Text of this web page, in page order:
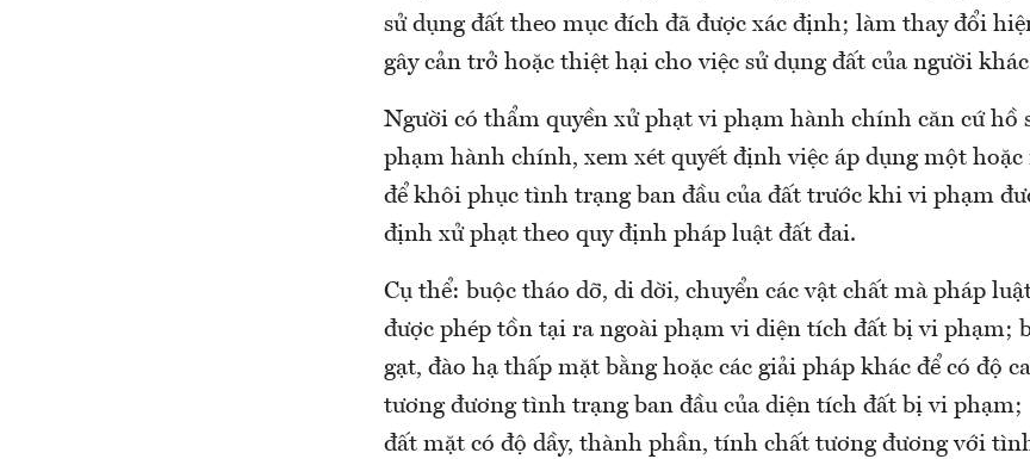
sử dụng đất theo mục đích đã được xác định; làm thay đổi
gây cản trở hoặc thiệt hại cho việc sử dụng đất của người
Người có thẩm quyền xử phạt vi phạm hành chính căn cứ hồ
phạm hành chính, xem xét quyết định việc áp dụng một
để khôi phục tình trạng ban đầu của đất trước khi vi phạm
định xử phạt theo quy định pháp luật đất đai.
Cụ thể: buộc tháo dỡ, di dời, chuyển các vật chất mà pháp
được phép tồn tại ra ngoài phạm vi diện tích đất bị vi phạm;
gạt, đào hạ thấp mặt bằng hoặc các giải pháp khác để có độ
tương đương tình trạng ban đầu của diện tích đất bị vi
đất mặt có độ dầy, thành phần, tính chất tương đương với